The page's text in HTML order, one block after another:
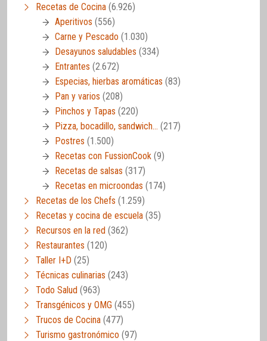
Recetas de Cocina (6.926)
Aperitivos (556)
Carne y Pescado (1.030)
Desayunos saludables (334)
Entrantes (2.672)
Especias, hierbas aromáticas (83)
Pan y varios (208)
Pinchos y Tapas (220)
Pizza, bocadillo, sandwich… (217)
Postres (1.500)
Recetas con FussionCook (9)
Recetas de salsas (317)
Recetas en microondas (174)
Recetas de los Chefs (1.259)
Recetas y cocina de escuela (35)
Recursos en la red (362)
Restaurantes (120)
Taller I+D (25)
Técnicas culinarias (243)
Todo Salud (963)
Transgénicos y OMG (455)
Trucos de Cocina (477)
Turismo gastronómico (97)